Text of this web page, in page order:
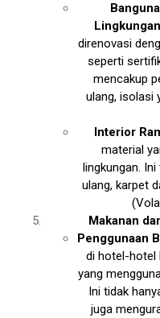
direnovasi
seperti
mencakup
ulang, isolasi
Interior
material
lingkungan.
ulang, karpet
Makanan
Penggunaan
di hotel-hotel
yang
Ini tidak
juga